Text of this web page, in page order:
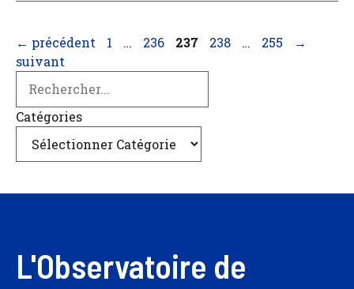
← précédent Page
1 … Page
236 Page
237 Page
238 … Page
255
→
suivant
Catégories
L'Observatoire de